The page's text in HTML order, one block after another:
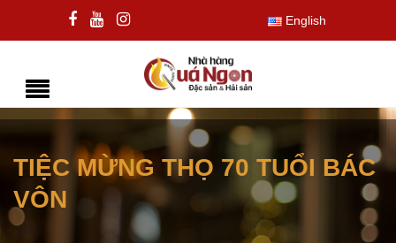
English
TIỆC MỪNG THỌ 70 TUỔI BÁC
VÔN